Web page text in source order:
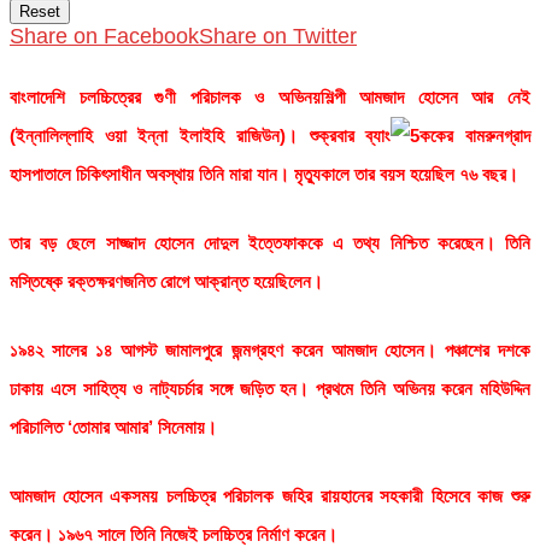
Reset
Share on FacebookShare on Twitter
বাংলাদেশি চলচ্চিত্রের গুণী পরিচালক ও অভিনয়শিল্পী আমজাদ হোসেন আর নেই
(ইন্নালিল্লাহি ওয়া ইন্না ইলাইহি রাজিউন)।শুক্রবার ব্যাং
ককের বামরুনগ্রাদ
হাসপাতালে চিকিৎসাধীন অবস্থায় তিনি মারা যান। মৃত্যুকালে তার বয়স হয়েছিল ৭৬ বছর।
তার বড় ছেলে সাজ্জাদ হোসেন দোদুল ইত্তেফাককে এ তথ্য নিশ্চিত করেছেন। তিনি
মস্তিষ্কে রক্তক্ষরণজনিত রোগে আক্রান্ত হয়েছিলেন।
১৯৪২ সালের ১৪ আগস্ট জামালপুরে জন্মগ্রহণ করেন আমজাদ হোসেন। পঞ্চাশের দশকে
ঢাকায় এসে সাহিত্য ও নাট্যচর্চার সঙ্গে জড়িত হন। প্রথমে তিনি অভিনয় করেন মহিউদ্দিন
পরিচালিত ‘তোমার আমার’ সিনেমায়।
আমজাদ হোসেন একসময় চলচ্চিত্র পরিচালক জহির রায়হানের সহকারী হিসেবে কাজ শুরু
করেন। ১৯৬৭ সালে তিনি নিজেই চলচ্চিত্র নির্মাণ করেন।